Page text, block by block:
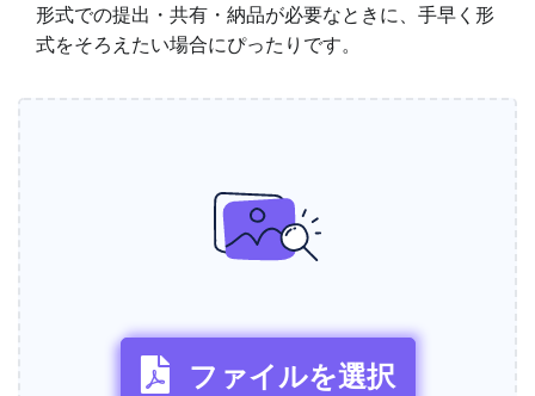
形式での提出・共有・納品が必要なときに、手早く形
式をそろえたい場合にぴったりです。
ファイルを選択